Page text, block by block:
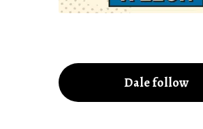
Dale follow